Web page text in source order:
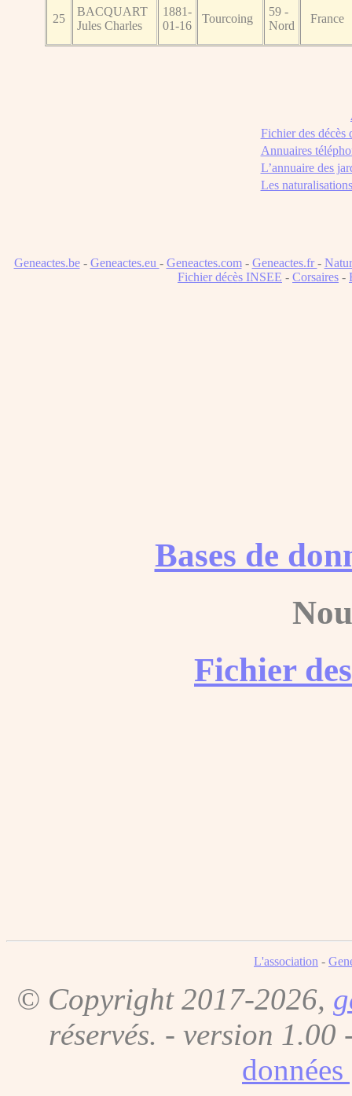
25
BACQUART
Jules Charles
1881-
01-16
Tourcoing
59 -
Nord
France
Fichier des décès
Annuaires
L’annuaire des
Les
Geneactes.be- Geneactes.eu - Geneactes.com- Geneactes.fr -
Fichier décès INSEE - Corsaires -
Bases de
Fichier
L'association -
© Copyright 2017-2026,
réservés. - version 1.00